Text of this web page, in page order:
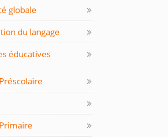
globale
du langage
éducatives